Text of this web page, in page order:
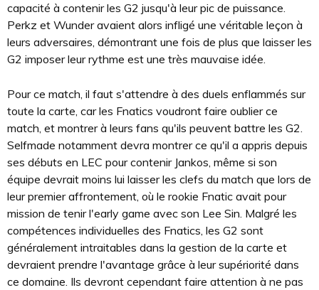
capacité à contenir les G2 jusqu'à leur pic de puissance.
Perkz et Wunder avaient alors infligé une véritable leçon à
leurs adversaires, démontrant une fois de plus que laisser les
G2 imposer leur rythme est une très mauvaise idée.
Pour ce match, il faut s'attendre à des duels enflammés sur
toute la carte, car les Fnatics voudront faire oublier ce
match, et montrer à leurs fans qu'ils peuvent battre les G2.
Selfmade notamment devra montrer ce qu'il a appris depuis
ses débuts en LEC pour contenir Jankos, même si son
équipe devrait moins lui laisser les clefs du match que lors de
leur premier affrontement, où le rookie Fnatic avait pour
mission de tenir l'early game avec son Lee Sin. Malgré les
compétences individuelles des Fnatics, les G2 sont
généralement intraitables dans la gestion de la carte et
devraient prendre l'avantage grâce à leur supériorité dans
ce domaine. Ils devront cependant faire attention à ne pas